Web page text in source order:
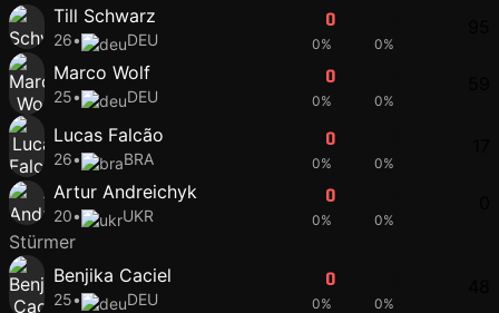
Till Schwarz
26• DEU
0
0% 0%
Marco Wolf
25• DEU
0
0% 0%
Lucas Falcão
26• BRA
0
0% 0%
Artur Andreichyk
20• UKR
0
0% 0%
Stürmer
Benjika Caciel
25• DEU
0
0% 0%